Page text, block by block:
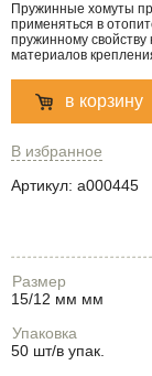
Пружинные хомуты
применяться в
пружинному
материалов
в корзину
В избранное
Артикул: a000445
Размер
15/12 мм мм
Упаковка
50 шт/в упак.